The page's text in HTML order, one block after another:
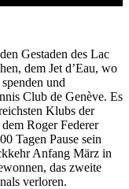
Gestaden des Lac
dem Jet d’Eau, wo
und
Club de Genève. Es
Klubs der
Roger Federer
Tagen Pause sein
Anfang März in
das zweite
verloren.